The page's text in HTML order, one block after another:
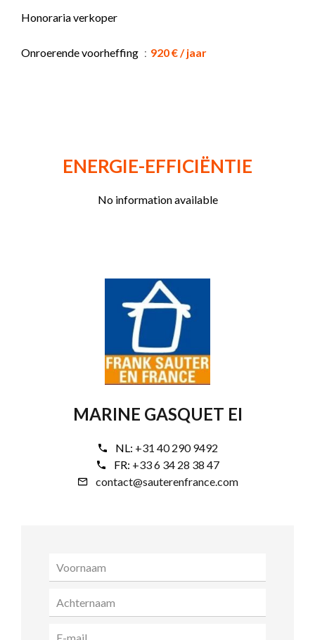
Honoraria verkoper
Onroerende voorheffing 920 € / jaar
ENERGIE-EFFICIËNTIE
No information available
MARINE GASQUET EI
NL: +31 40 290 9492
FR: +33 6 34 28 38 47
contact@sauterenfrance.com